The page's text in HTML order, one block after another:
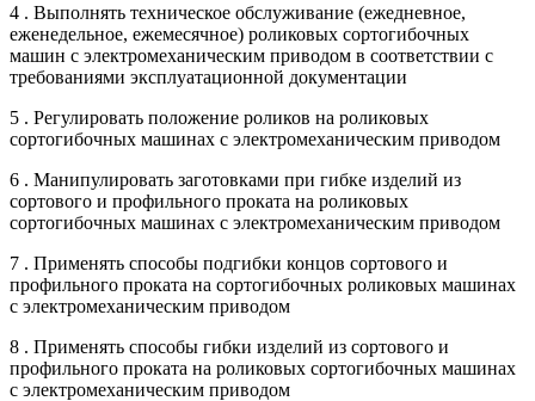
4 . Выполнять техническое обслуживание (ежедневное,
еженедельное, ежемесячное) роликовых сортогибочных
машин с электромеханическим приводом в соответствии с
требованиями эксплуатационной документации
5 . Регулировать положение роликов на роликовых
сортогибочных машинах с электромеханическим приводом
6 . Манипулировать заготовками при гибке изделий из
сортового и профильного проката на роликовых
сортогибочных машинах с электромеханическим приводом
7 . Применять способы подгибки концов сортового и
профильного проката на сортогибочных роликовых машинах
с электромеханическим приводом
8 . Применять способы гибки изделий из сортового и
профильного проката на роликовых сортогибочных машинах
с электромеханическим приводом